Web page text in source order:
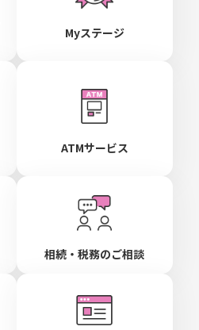
Myステージ
ATMサービス
相続・税務のご相談